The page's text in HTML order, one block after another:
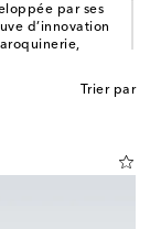
par ses
d’innovation
Trier par